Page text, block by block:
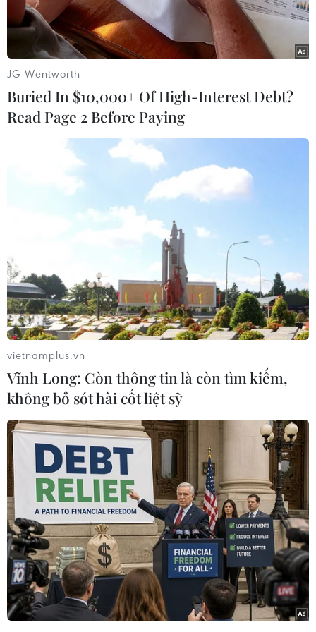
Chợ vốn vắng khách nay lại vắng bóng tiểu thương. (Ảnh:
Nguyễn Thành/TTXVN)
Những ngày gần đây, hàng chục tiểu thương tại
chợ Phan Rang (thành phố Phan Rang-Tháp
Chàm, tỉnh Ninh Thuận) đồng loạt đóng cửa
hoặc chỉ mở cửa cầm chừng. Nguyên nhân
chính là lo ngại các cơ quan chức năng thanh
tra, kiểm tra về nguồn gốc hàng hóa và các giấy
tờ liên quan.
Chiều 16/6, khung cảnh tầng 1 chợ Phan Rang
yên ắng đến bất thường, nhiều kiốt quần áo, túi
xách, giày dép, mỹ phẩm đóng kín. Một số tiểu
thương ngồi dọc hành lang chia sẻ rằng họ đóng
cửa vì lo sợ các đoàn liên ngành kiểm tra hóa
đơn, chứng từ, xuất xứ hàng hóa.
Thậm chí, tin đồn về việc tịch thu hàng hóa nếu
không chứng minh được nguồn gốc khiến nhiều
người càng thêm hoang mang. Việc một số
người chứng kiến các đoàn kiểm tra làm việc
JG Wentworth
Buried In $10,000+ Of High-Interest Debt?
Read Page 2 Before Paying
vietnamplus.vn
Vĩnh Long: Còn thông tin là còn tìm kiếm,
không bỏ sót hài cốt liệt sỹ